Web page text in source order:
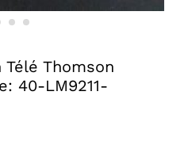
Télé Thomson
40-LM9211-